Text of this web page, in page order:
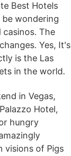
Best Hotels
be wondering
The
Yes, It's
is the Las
in the world.
in Vegas,
Hotel,
hungry
visions of Pigs